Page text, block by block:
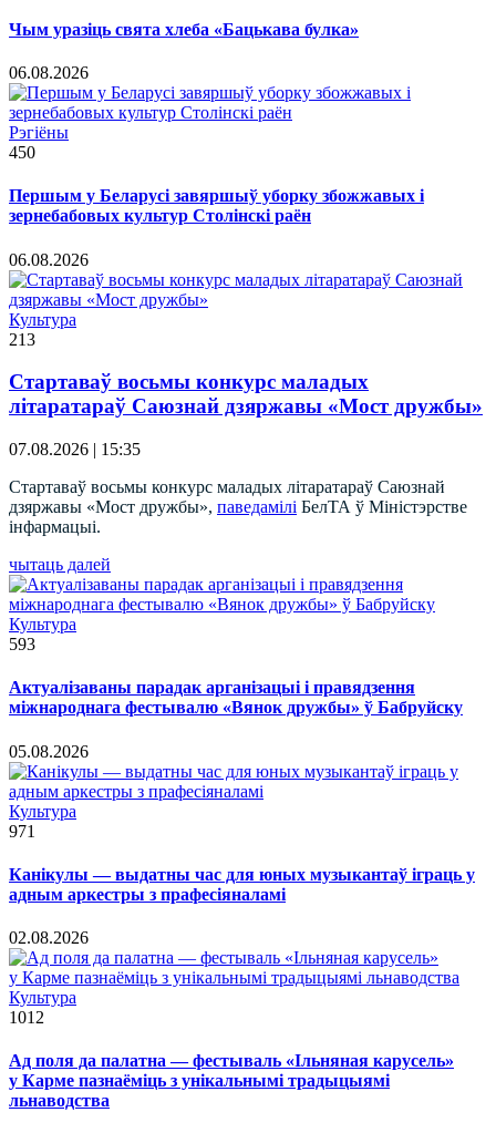
Чым уразіць свята хлеба «Бацькава булка»
06.08.2026
Рэгіёны
450
Першым у Беларусі завяршыў уборку збожжавых і
зернебабовых культур Столінскі раён
06.08.2026
Культура
213
Стартаваў восьмы конкурс маладых
літаратараў Саюзнай дзяржавы «Мост дружбы»
07.08.2026 | 15:35
Стартаваў восьмы конкурс маладых літаратараў Саюзнай
дзяржавы «Мост дружбы», паведамілі БелТА ў Міністэрстве
інфармацыі.
чытаць далей
Культура
593
Актуалізаваны парадак арганізацыі і правядзення
міжнароднага фестывалю «Вянок дружбы» ў Бабруйску
05.08.2026
Культура
971
Канікулы — выдатны час для юных музыкантаў іграць у
адным аркестры з прафесіяналамі
02.08.2026
Культура
1012
Ад поля да палатна — фестываль «Ільняная карусель»
у Карме пазнаёміць з унікальнымі традыцыямі
льнаводства